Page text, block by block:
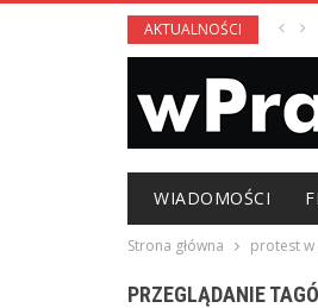
AKTUALNOŚCI
WIADOMOŚCI
Strona główna protest w
PRZEGLĄDANIE